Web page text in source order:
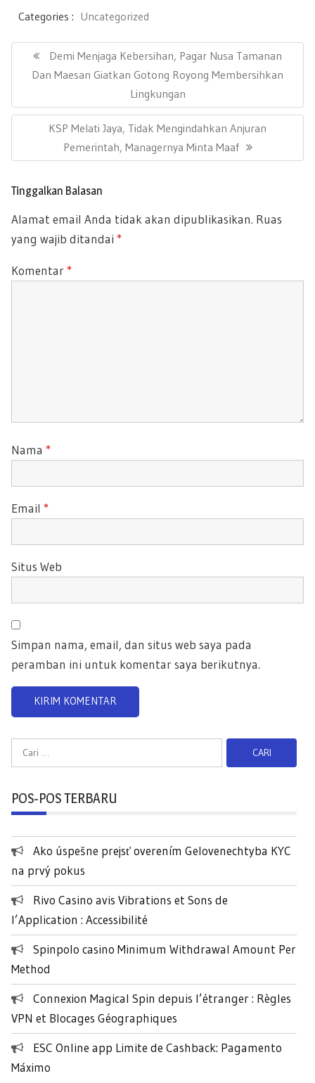
e
b
oo
k
tt
er
ail at
s
A
p
p
e
Categories : Uncategorized
a
p
s
P
R
V
I
S
O
S
T
:
Demi Menjaga Kebersihan, Pagar Nusa Tamanan
Dan Maesan Giatkan Gotong Royong Membersihkan
Lingkungan
N
X
T
O
S
:
KSP Melati Jaya, Tidak Mengindahkan Anjuran
Pemerintah, Managernya Minta Maaf
Tinggalkan Balasan
Alamat email Anda tidak akan dipublikasikan. Ruas
yang wajib ditandai *
Komentar *
Nama *
Email *
Situs Web
Simpan nama, email, dan situs web saya pada
peramban ini untuk komentar saya berikutnya.
a
n
t
u
k
:
POS-POS TERBARU
Ako úspešne prejsť overením Gelovenechtyba KYC
na prvý pokus
Rivo Casino avis Vibrations et Sons de
l’Application : Accessibilité
Spinpolo casino Minimum Withdrawal Amount Per
Method
Connexion Magical Spin depuis l’étranger : Règles
VPN et Blocages Géographiques
ESC Online app Limite de Cashback: Pagamento
Máximo